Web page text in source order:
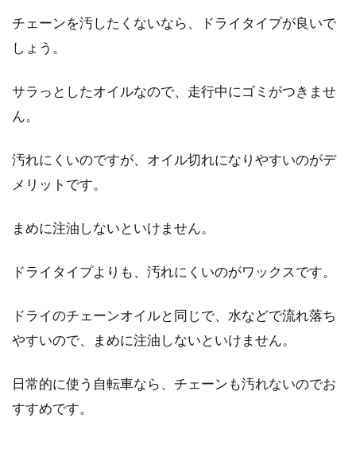
チェーンを汚したくないなら、ドライタイプが良いで
しょう。
サラっとしたオイルなので、走行中にゴミがつきませ
ん。
汚れにくいのですが、オイル切れになりやすいのがデ
メリットです。
まめに注油しないといけません。
ドライタイプよりも、汚れにくいのがワックスです。
ドライのチェーンオイルと同じで、水などで流れ落ち
やすいので、まめに注油しないといけません。
日常的に使う自転車なら、チェーンも汚れないのでお
すすめです。